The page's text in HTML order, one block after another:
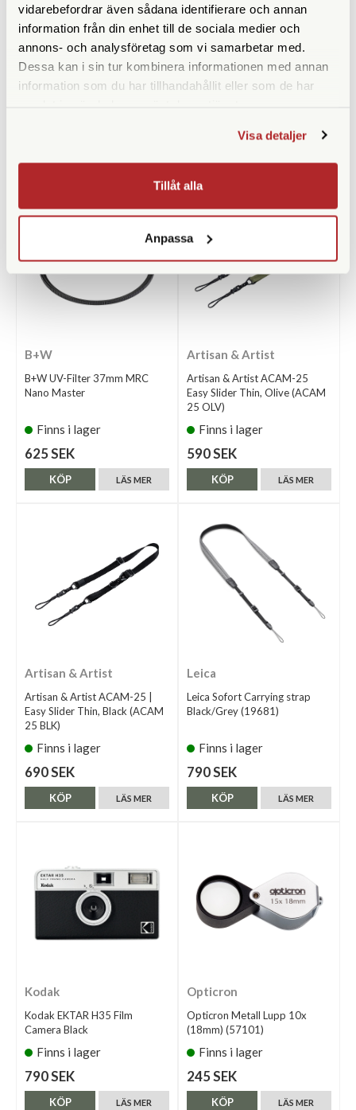
vidarebefordrar även sådana identifierare och annan
information från din enhet till de sociala medier och
annons- och analysföretag som vi samarbetar med.
Dessa kan i sin tur kombinera informationen med annan
information som du har tillhandahållit eller som de har
Visa detaljer
Tillåt alla
Anpassa
Rymmer
Datorfack
ANDRA KÖPTE ÄVEN
B+W
B+W UV-Filter 37mm MRC
Nano Master
Finns i lager
625 SEK
LÄS MER
KÖP
Artisan & Artist
Artisan & Artist ACAM-25
Easy Slider Thin, Olive (ACAM
25 OLV)
Finns i lager
590 SEK
LÄS MER
KÖP
Artisan & Artist
Artisan & Artist ACAM-25 |
Easy Slider Thin, Black (ACAM
25 BLK)
Finns i lager
690 SEK
LÄS MER
KÖP
Leica
Leica Sofort Carrying strap
Black/Grey (19681)
Finns i lager
790 SEK
LÄS MER
KÖP
Kodak
Kodak EKTAR H35 Film
Camera Black
Finns i lager
790 SEK
LÄS MER
KÖP
Opticron
Opticron Metall Lupp 10x
(18mm) (57101)
Finns i lager
245 SEK
LÄS MER
KÖP